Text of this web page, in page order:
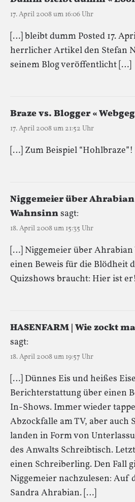
17. April 2008 um 16:06 Uhr
[…] bleibt dumm Posted 17.
herrlicher Artikel den Stefan
seinem Blog veröffentlicht […]
Braze vs. Blogger «
17. April 2008 um 21:52 Uhr
[…] Zum Beispiel
Niggemeier über
Wahnsinnsagt:
18. April 2008 um 15:35 Uhr
[…] Niggemeier über
einen Beweis für die Blödheit
Quizshows braucht: Hier ist
HASENFARM | Wie zockt
sagt:
18. April 2008 um 19:57 Uhr
[…] Dünnes Eis und heißes
Berichterstattung über einen
In-Shows. Immer wieder
Abzockfalle am TV, aber auch
landen in Form von
des Anwalts Schreibtisch.
einen Schreiberling. Den Fall
Niggemeier nachzulesen: Auf
Sandra Ahrabian. […]